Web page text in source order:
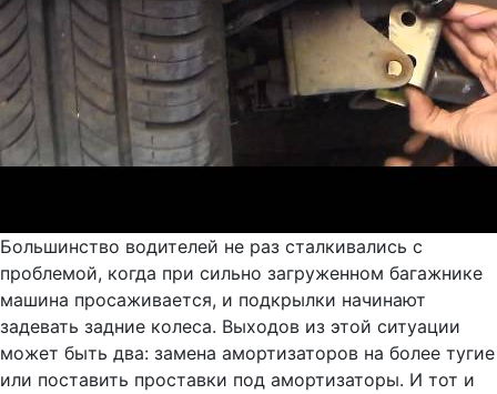
Большинство водителей не раз сталкивались с
проблемой, когда при сильно загруженном багажнике
машина просаживается, и подкрылки начинают
задевать задние колеса. Выходов из этой ситуации
может быть два: замена амортизаторов на более тугие
или поставить проставки под амортизаторы. И тот и